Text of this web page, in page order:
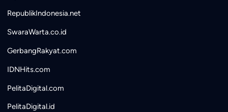
RepublikIndonesia.net
SwaraWarta.co.id
GerbangRakyat.com
IDNHits.com
PelitaDigital.com
PelitaDigital.id